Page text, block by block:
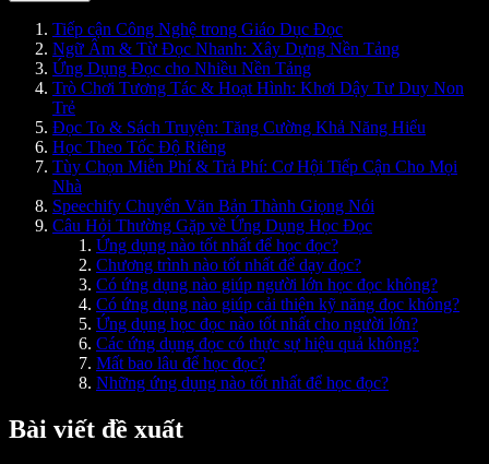
Tiếp cận Công Nghệ trong Giáo Dục Đọc
Ngữ Âm & Từ Đọc Nhanh: Xây Dựng Nền Tảng
Ứng Dụng Đọc cho Nhiều Nền Tảng
Trò Chơi Tương Tác & Hoạt Hình: Khơi Dậy Tư Duy Non
Trẻ
Đọc To & Sách Truyện: Tăng Cường Khả Năng Hiểu
Học Theo Tốc Độ Riêng
Tùy Chọn Miễn Phí & Trả Phí: Cơ Hội Tiếp Cận Cho Mọi
Nhà
Speechify Chuyển Văn Bản Thành Giọng Nói
Câu Hỏi Thường Gặp về Ứng Dụng Học Đọc
Ứng dụng nào tốt nhất để học đọc?
Chương trình nào tốt nhất để dạy đọc?
Có ứng dụng nào giúp người lớn học đọc không?
Có ứng dụng nào giúp cải thiện kỹ năng đọc không?
Ứng dụng học đọc nào tốt nhất cho người lớn?
Các ứng dụng đọc có thực sự hiệu quả không?
Mất bao lâu để học đọc?
Những ứng dụng nào tốt nhất để học đọc?
Bài viết đề xuất